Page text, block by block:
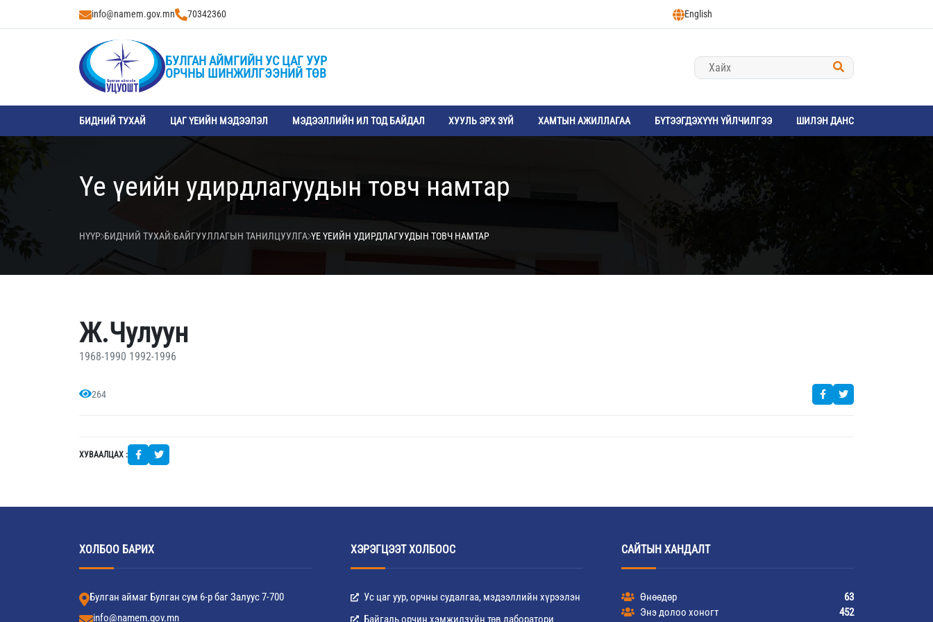
info@namem.gov.mn 70342360 English
БУЛГАН АЙМГИЙН УС ЦАГ УУР
ОРЧНЫ ШИНЖИЛГЭЭНИЙ ТӨВ
БИДНИЙ ТУХАЙ ЦАГ ҮЕИЙН МЭДЭЭЛЭЛ МЭДЭЭЛЛИЙН ИЛ ТОД БАЙДАЛ ХУУЛЬ ЭРХ ЗҮЙ ХАМТЫН АЖИЛЛАГАА БҮТЭЭГДЭХҮҮН ҮЙЛЧИЛГЭЭ ШИЛЭН ДАНС
Үе үеийн удирдлагуудын товч намтар
НҮҮР БИДНИЙ ТУХАЙ БАЙГУУЛЛАГЫН ТАНИЛЦУУЛГА ҮЕ ҮЕИЙН УДИРДЛАГУУДЫН ТОВЧ НАМТАР
Ж.Чулуун
1968-1990 1992-1996
264
ХУВААЛЦАХ :
ХОЛБОО БАРИХ
Булган аймаг Булган сум 6-р баг Залуус 7-700
info@namem.gov.mn
ХЭРЭГЦЭЭТ ХОЛБООС
Ус цаг уур, орчны судалгаа, мэдээллийн хүрээлэн
Байгаль орчин хэмжилзүйн төв лаборатори
САЙТЫН ХАНДАЛТ
Өнөөдөр
63
Энэ долоо хоногт
452